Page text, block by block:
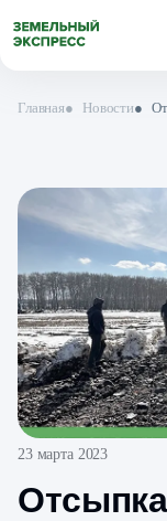
Главная● Новости●
23 марта 2023